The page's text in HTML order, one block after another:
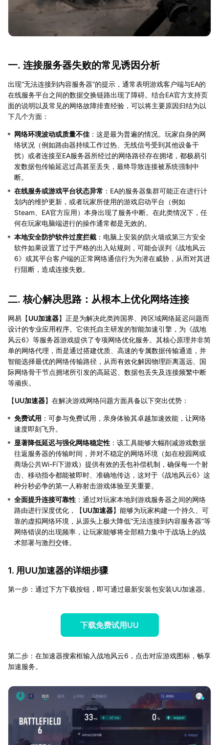
一. 连接服务器失败的常见诱因分析
出现“无法连接到内容服务器”的提示，通常表明游戏客户端与EA的
在线服务平台之间的数据交换链路出现了障碍。结合EA官方支持页
面的说明以及常见的网络故障排查经验，可以将主要原因归结为以
下几个方面：
网络环境波动或质量不佳 ：这是最为普遍的情况。玩家自身的网
络状况（例如路由器持续工作过热、无线信号受到其他设备干
扰）或者连接至EA服务器所经过的网络路径存在拥堵，都极易引
发数据包传输延迟过高甚至丢失，最终导致连接被系统强制中
断。
在线服务或游戏平台状态异常 ：EA的服务器集群可能正在进行计
划内的维护更新，或者玩家所使用的游戏启动平台（例如
Steam、EA官方应用）本身出现了服务中断。在此类情况下，任
何在玩家电脑端进行的操作通常都是无效的。
本地安全防护软件过度拦截 ：电脑上安装的防火墙或第三方安全
软件如果设置了过于严格的出入站规则，可能会误判《战地风云
6》或其平台客户端的正常网络通信行为为潜在威胁，从而对其进
行阻断，造成连接失败。
二. 核心解决思路：从根本上优化网络连接
网易【UU加速器】正是为解决此类跨国界、跨区域网络延迟问题而
设计的专业应用程序。它依托自主研发的智能加速引擎，为《战地
风云6》等服务器游戏提供了专项网络优化服务。其核心原理并非简
单的网络代理，而是通过搭建优质、高速的专属数据传输通道，并
智能选择最优的网络传输路径，从而有效化解因物理距离遥远、国
际网络骨干节点拥堵所引发的高延迟、数据包丢失及连接频繁中断
等顽疾。
【UU加速器】在解决游戏网络问题方面具备以下突出优势：
免费试用 ：可参与免费试用，亲身体验其卓越加速效能，让网络
速度即刻飞升。
显著降低延迟与强化网络稳定性 ：该工具能够大幅削减游戏数据
往返服务器的传输时间，并对不稳定的网络环境（如在校园网或
商场公共Wi-Fi下游戏）提供有效的丢包补偿机制，确保每一个射
击、移动指令都能被即时、准确地传达，这对于《战地风云6》这
种分秒必争的第一人称射击游戏体验至关重要。
全面提升连接可靠性 ：通过对玩家本地到游戏服务器之间的网络
路由进行深度优化，【UU加速器】能够为玩家构建一个持久、可
靠的虚拟网络环境，从源头上极大降低“无法连接到内容服务器”等
网络错误的出现频率，让玩家能够将全部精力集中于战场上的战
术部署与激烈交锋。
1. 用UU加速器的详细步骤
第一步：通过下方下载按钮，即可通过最新安装包安装UU加速器。
下载免费试用UU
第二步：在加速器搜索框输入战地风云6，点击对应游戏图标，畅享
加速服务。